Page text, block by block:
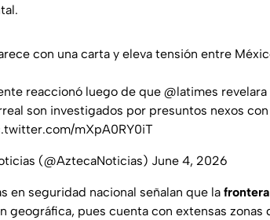
con una carta y eleva tensión entre
reaccionó luego de que @latimes
son investigados por presuntos nexos
mXpA0RY0iT
(@AztecaNoticias) June 4, 2026
en seguridad nacional señalan que la
geográfica, pues cuenta con extensas zonas